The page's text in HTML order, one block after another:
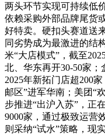
两头环节实现可持续低
依赖采购外部品牌尾货
好特卖。硬扣头赛道送
同劣势成为最激进的结
米“大店模式”，截至
北、华东再开30-50家；
2025年新拓门店超200
邮区”进军华南；美团“
步推进“出沪入苏”，正
9000家，通过极致运营
则采纳“试水”策略，现